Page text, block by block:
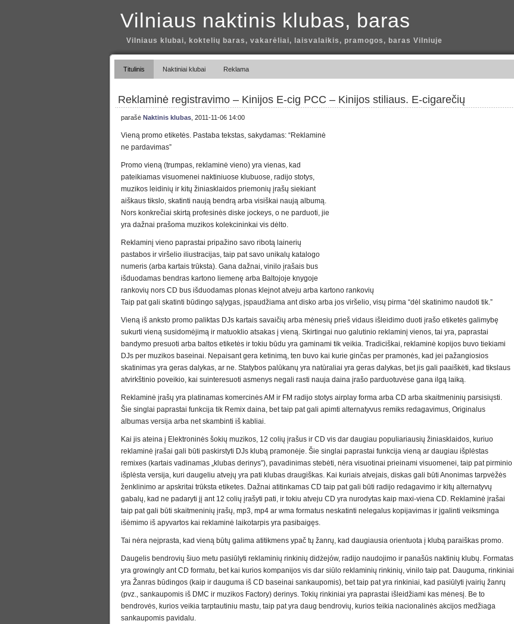
Vilniaus naktinis klubas, baras
Vilniaus klubai, koktelių baras, vakarėliai, laisvalaikis, pramogos, baras Vilniuje
Titulinis Naktiniai klubai Reklama
Reklaminė registravimo – Kinijos E-cig PCC – Kinijos stiliaus. E-cigarečių
parašė Naktinis klubas , 2011-11-06 14:00
Vieną promo etiketės. Pastaba tekstas, sakydamas: “Reklaminė
ne pardavimas”
Promo vieną (trumpas, reklaminė vieno) yra vienas, kad
pateikiamas visuomenei naktiniuose klubuose, radijo stotys,
muzikos leidinių ir kitų žiniasklaidos priemonių įrašų siekiant
aiškaus tikslo, skatinti naują bendrą arba visiškai naują albumą.
Nors konkrečiai skirtą profesinės diske jockeys, o ne parduoti, jie
yra dažnai prašoma muzikos kolekcininkai vis dėlto.
Reklaminį vieno paprastai pripažino savo ribotą lainerių
pastabos ir viršelio iliustracijas, taip pat savo unikalų katalogo
numeris (arba kartais trūksta). Gana dažnai, vinilo įrašais bus
išduodamas bendras kartono liemenę arba Baltojoje knygoje
rankovių nors CD bus išduodamas plonas klejnot atveju arba kartono rankovių
Taip pat gali skatinti būdingo sąlygas, įspaudžiama ant disko arba jos viršelio, visų pirma “dėl skatinimo naudoti tik.”
Vieną iš anksto promo paliktas DJs kartais savaičių arba mėnesių prieš vidaus išleidimo duoti įrašo etiketės galimybę
sukurti vieną susidomėjimą ir matuoklio atsakas į vieną. Skirtingai nuo galutinio reklaminį vienos, tai yra, paprastai
bandymo presuoti arba baltos etiketės ir tokiu būdu yra gaminami tik veikia. Tradiciškai, reklaminė kopijos buvo tiekiami
DJs per muzikos baseinai. Nepaisant gera ketinimą, ten buvo kai kurie ginčas per pramonės, kad jei pažangiosios
skatinimas yra geras dalykas, ar ne. Statybos palūkanų yra natūraliai yra geras dalykas, bet jis gali paaiškėti, kad tikslaus
atvirkštinio poveikio, kai suinteresuoti asmenys negali rasti nauja daina įrašo parduotuvėse gana ilgą laiką.
Reklaminė įrašų yra platinamas komercinės AM ir FM radijo stotys airplay forma arba CD arba skaitmeninių parsisiųsti.
Šie singlai paprastai funkcija tik Remix daina, bet taip pat gali apimti alternatyvus remiks redagavimus, Originalus
albumas versija arba net skambinti iš kabliai.
Kai jis ateina į Elektroninės šokių muzikos, 12 colių įrašus ir CD vis dar daugiau populiariausių žiniasklaidos, kuriuo
reklaminė įrašai gali būti paskirstyti DJs klubą pramonėje. Šie singlai paprastai funkcija vieną ar daugiau išplėstas
remixes (kartais vadinamas „klubas derinys”), pavadinimas stebėti, nėra visuotinai prieinami visuomenei, taip pat pirminio
išplėsta versija, kuri daugeliu atvejų yra pati klubas draugiškas. Kai kuriais atvejais, diskas gali būti Anonimas tarpvėžės
ženklinimo ar apskritai trūksta etiketes. Dažnai atitinkamas CD taip pat gali būti radijo redagavimo ir kitų alternatyvų
gabalų, kad ne padaryti jį ant 12 colių įrašyti pati, ir tokiu atveju CD yra nurodytas kaip maxi-viena CD. Reklaminė įrašai
taip pat gali būti skaitmeninių įrašų, mp3, mp4 ar wma formatus neskatinti nelegalus kopijavimas ir įgalinti veiksminga
išėmimo iš apyvartos kai reklaminė laikotarpis yra pasibaigęs.
Tai nėra neįprasta, kad vieną būtų galima atitikmens ypač tų žanrų, kad daugiausia orientuota į klubą paraiškas promo.
Daugelis bendrovių šiuo metu pasiūlyti reklaminių rinkinių didżejów, radijo naudojimo ir panašūs naktinių klubų. Formatas
yra growingly ant CD formatu, bet kai kurios kompanijos vis dar siūlo reklaminių rinkinių, vinilo taip pat. Dauguma, rinkiniai
yra Žanras būdingos (kaip ir dauguma iš CD baseinai sankaupomis), bet taip pat yra rinkiniai, kad pasiūlyti įvairių žanrų
(pvz., sankaupomis iš DMC ir muzikos Factory) derinys. Tokių rinkiniai yra paprastai išleidžiami kas mėnesį. Be to
bendrovės, kurios veikia tarptautiniu mastu, taip pat yra daug bendrovių, kurios teikia nacionalinės akcijos medžiaga
sankaupomis pavidalu.